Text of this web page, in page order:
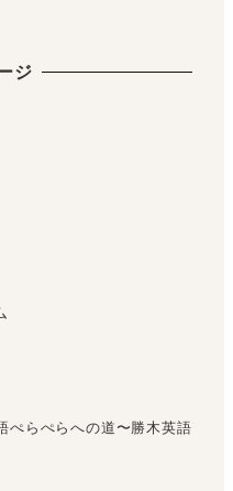
ジ
ぺらぺらへの道〜勝木英語